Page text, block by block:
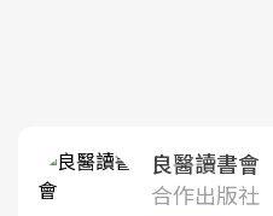
良醫讀書會
合作出版社